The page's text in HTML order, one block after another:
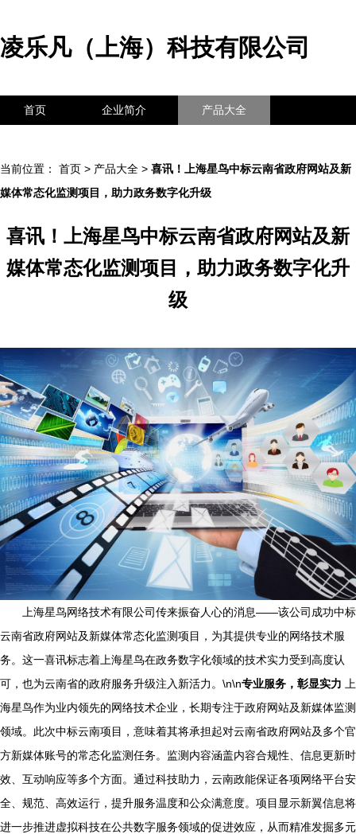
凌乐凡（上海）科技有限公司
首页 企业简介 产品大全
当前位置： 首页 > 产品大全 > 喜讯！上海星鸟中标云南省政府网站及新
媒体常态化监测项目，助力政务数字化升级
喜讯！上海星鸟中标云南省政府网站及新
媒体常态化监测项目，助力政务数字化升
级
上海星鸟网络技术有限公司传来振奋人心的消息——该公司成功中标
云南省政府网站及新媒体常态化监测项目，为其提供专业的网络技术服
务。这一喜讯标志着上海星鸟在政务数字化领域的技术实力受到高度认
可，也为云南省的政府服务升级注入新活力。\n\n专业服务，彰显实力 上
海星鸟作为业内领先的网络技术企业，长期专注于政府网站及新媒体监测
领域。此次中标云南项目，意味着其将承担起对云南省政府网站及多个官
方新媒体账号的常态化监测任务。监测内容涵盖内容合规性、信息更新时
效、互动响应等多个方面。通过科技助力，云南政能保证各项网络平台安
全、规范、高效运行，提升服务温度和公众满意度。项目显示新翼信息将
进一步推进虚拟科技在公共数字服务领域的促进效应，从而精准发掘多元